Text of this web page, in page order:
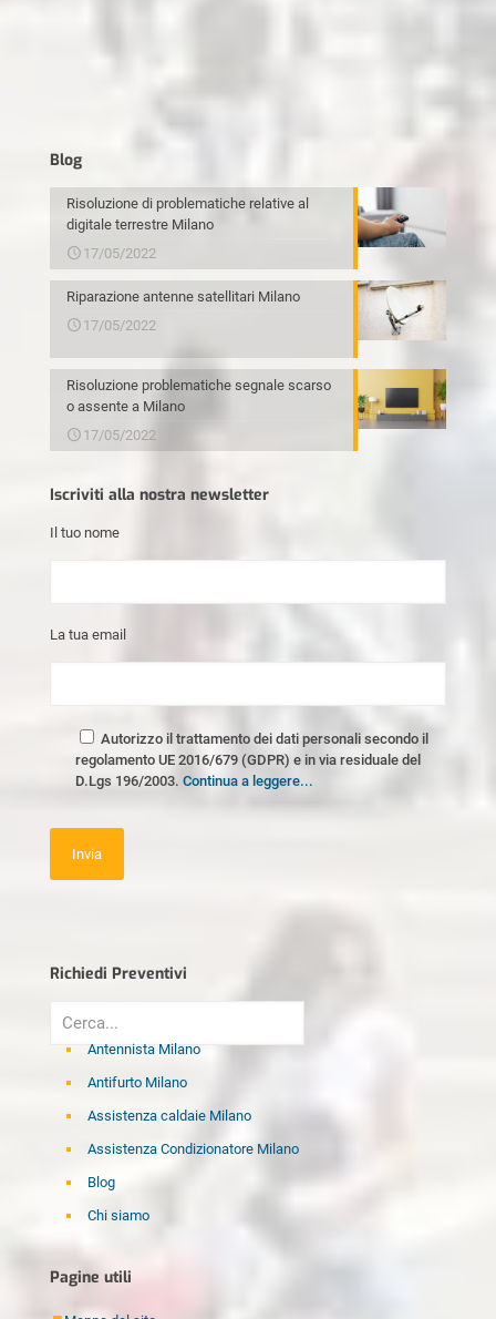
Blog
Risoluzione di problematiche relative al
digitale terrestre Milano
17/05/2022
Riparazione antenne satellitari Milano
17/05/2022
Risoluzione problematiche segnale scarso
o assente a Milano
17/05/2022
Iscriviti alla nostra newsletter
Il tuo nome
La tua email
Autorizzo il trattamento dei dati personali secondo il
regolamento UE 2016/679 (GDPR) e in via residuale del
D.Lgs 196/2003. Continua a leggere...
Richiedi Preventivi
Antennista Milano
Antifurto Milano
Assistenza caldaie Milano
Assistenza Condizionatore Milano
Blog
Chi siamo
Elettricista Milano
Fabbro Milano
Pagine utili